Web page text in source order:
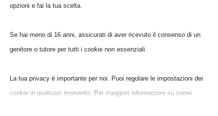
opzioni e fai la tua scelta.
Se hai meno di 16 anni, assicurati di aver ricevuto il consenso di un
genitore o tutore per tutti i cookie non essenziali.
La tua privacy è importante per noi. Puoi regolare le impostazioni dei
cookie in qualsiasi momento. Per maggiori informazioni su come